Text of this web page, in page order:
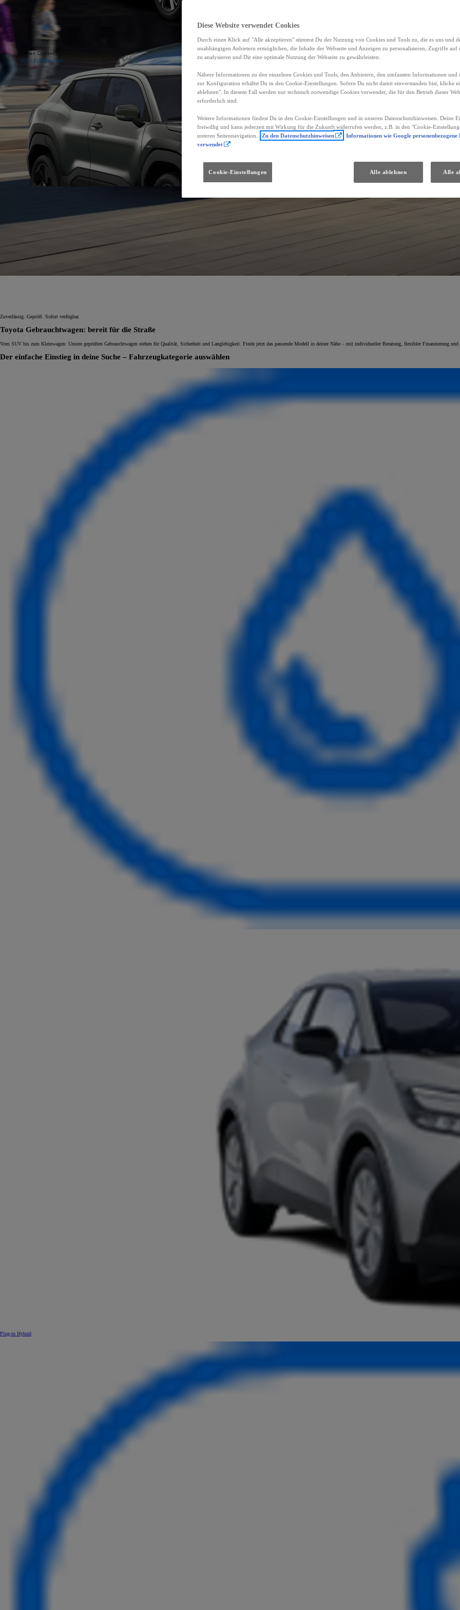
Urban Cruiser
VOLLELEKTRISCH
C-HR
Zuverlässig. Geprüft. Sofort verfügbar.
Toyota Gebrauchtwagen: bereit für die Straße
Vom SUV bis zum Kleinwagen: Unsere geprüften Gebrauchtwagen stehen für Qualität, Sicherheit und Langlebigkeit. Finde jetzt das passende Modell in deiner Nähe – mit individueller Beratung, flexibler Finanzierung und
Der einfache Einstieg in deine Suche – Fahrzeugkategorie auswählen
Plug-in Hybrid
Diese Website verwendet Cookies
Durch einen Klick auf "Alle akzeptieren" stimmst Du der Nutzung von Cookies und Tools zu, die es uns und
unabhängigen Anbietern ermöglichen, die Inhalte der Webseite und Anzeigen zu personalisieren, Zugriffe auf
zu analysieren und Dir eine optimale Nutzung der Webseite zu gewährleisten.
Nähere Informationen zu den einzelnen Cookies und Tools, den Anbietern, den umfassten Informationen
zur Konfiguration erhältst Du in den Cookie-Einstellungen. Sofern Du nicht damit einverstanden bist, klicke
ablehnen". In diesem Fall werden nur technisch notwendige Cookies verwendet, die für den Betrieb dieser
erforderlich sind.
Weitere Informationen findest Du in den Cookie-Einstellungen und in unseren Datenschutzhinweisen. Deine
freiwillig und kann jederzeit mit Wirkung für die Zukunft widerrufen werden, z.B. in den "Cookie-
unteren Seitennavigation.
Zu den Datenschutzhinweisen
Informationen wie Google personenbezogene
verwendet
Cookie-Einstellungen Alle ablehnen Alle